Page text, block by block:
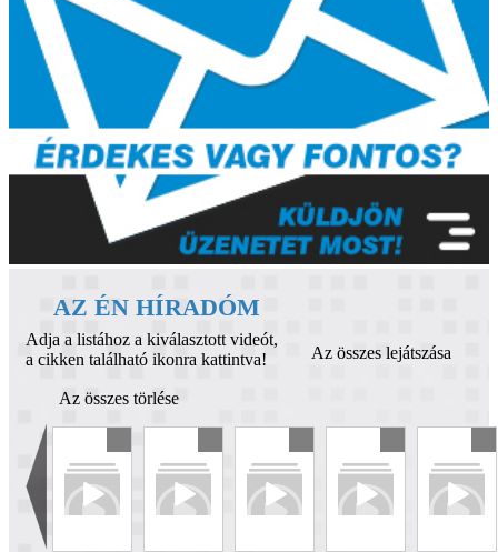
AZ ÉN HÍRADÓM
Adja a listához a kiválasztott videót,
a cikken található ikonra kattintva!
Az összes lejátszása
Az összes törlése